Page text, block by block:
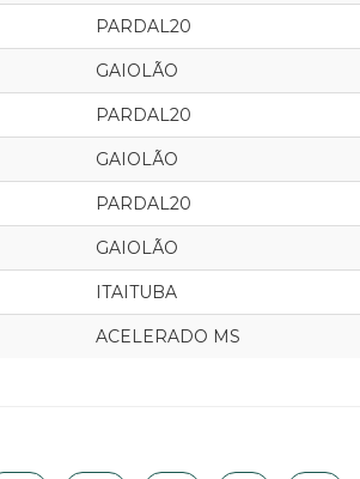
PARDAL20
GAIOLÃO
PARDAL20
GAIOLÃO
PARDAL20
GAIOLÃO
ITAITUBA
ACELERADO MS